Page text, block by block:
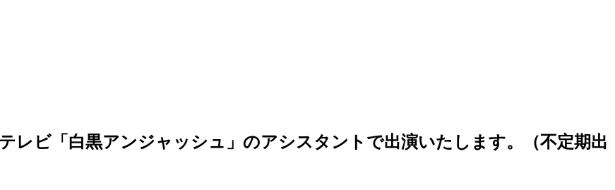
ビ「白黒アンジャッシュ」のアシスタントで出演いたします。（不定期出